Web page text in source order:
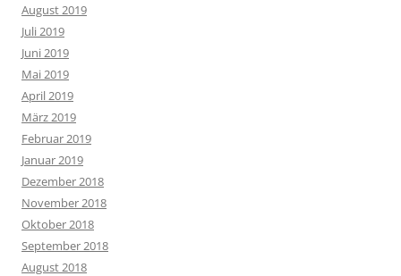
August 2019
Juli 2019
Juni 2019
Mai 2019
April 2019
März 2019
Februar 2019
Januar 2019
Dezember 2018
November 2018
Oktober 2018
September 2018
August 2018